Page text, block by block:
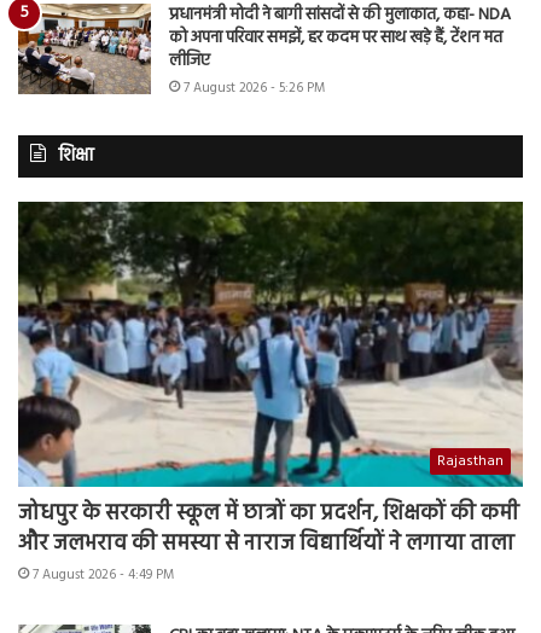
प्रधानमंत्री मोदी ने बागी सांसदों से की मुलाकात, कहा- NDA
को अपना परिवार समझें, हर कदम पर साथ खड़े हैं, टेंशन मत
लीजिए
7 August 2026 - 5:26 PM
शिक्षा
Rajasthan
जोधपुर के सरकारी स्कूल में छात्रों का प्रदर्शन, शिक्षकों की कमी
और जलभराव की समस्या से नाराज विद्यार्थियों ने लगाया ताला
7 August 2026 - 4:49 PM